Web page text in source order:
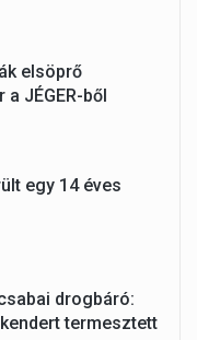
elsöprő
JÉGER-ből
egy 14 éves
drogbáró:
termesztett